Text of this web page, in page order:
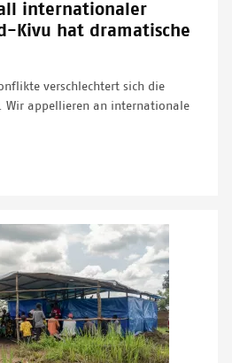
internationaler
Kivu hat dramatische
verschlechtert sich die
Wir appellieren an internationale